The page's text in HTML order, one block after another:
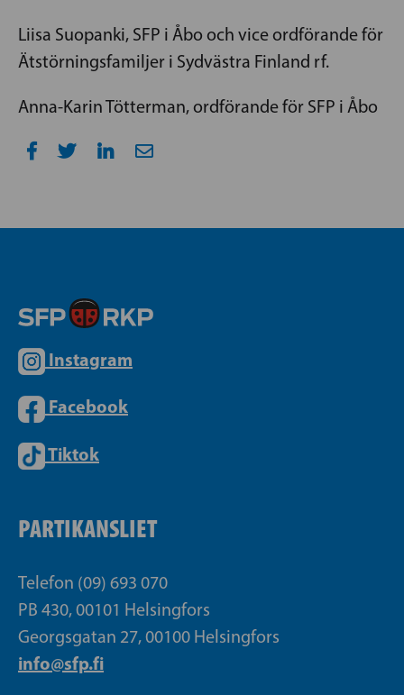
Liisa Suopanki, SFP i Åbo och vice ordförande för
Ätstörningsfamiljer i Sydvästra Finland rf.
Anna-Karin Tötterman, ordförande för SFP i Åbo
Instagram
Facebook
Tiktok
PARTIKANSLIET
Telefon (09) 693 070
PB 430, 00101 Helsingfors
Georgsgatan 27, 00100 Helsingfors
info@sfp.fi